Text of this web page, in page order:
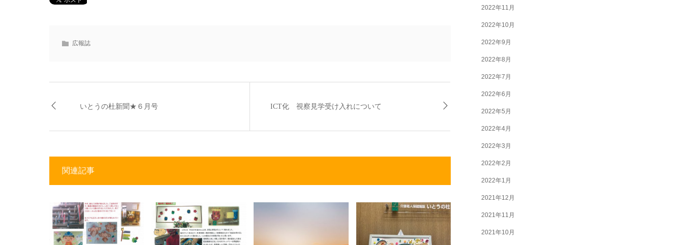
広報誌
いとうの杜新聞★６月号 ICT化 視察見学受け入れについて
関連記事
2022年11月
2022年10月
2022年9月
2022年8月
2022年7月
2022年6月
2022年5月
2022年4月
2022年3月
2022年2月
2022年1月
2021年12月
2021年11月
2021年10月